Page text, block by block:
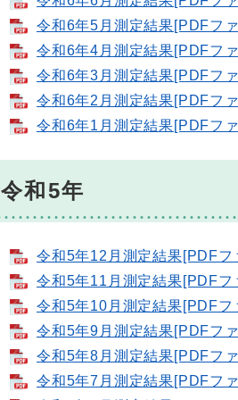
令和6年5月測定結果[PDFフ
令和6年4月測定結果[PDFフ
令和6年3月測定結果[PDFフ
令和6年2月測定結果[PDFフ
令和6年1月測定結果[PDFフ
令和5年
令和5年12月測定結果[PDF
令和5年11月測定結果[PDF
令和5年10月測定結果[PDF
令和5年9月測定結果[PDFフ
令和5年8月測定結果[PDFフ
令和5年7月測定結果[PDFフ